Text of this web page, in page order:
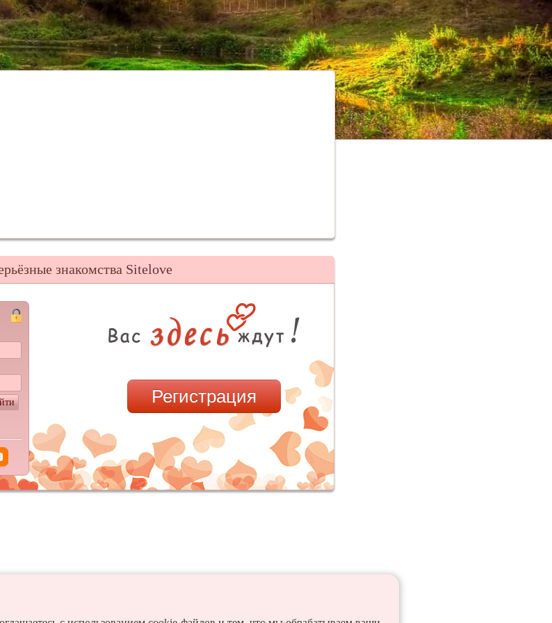
знакомства Sitelove
Регистрация